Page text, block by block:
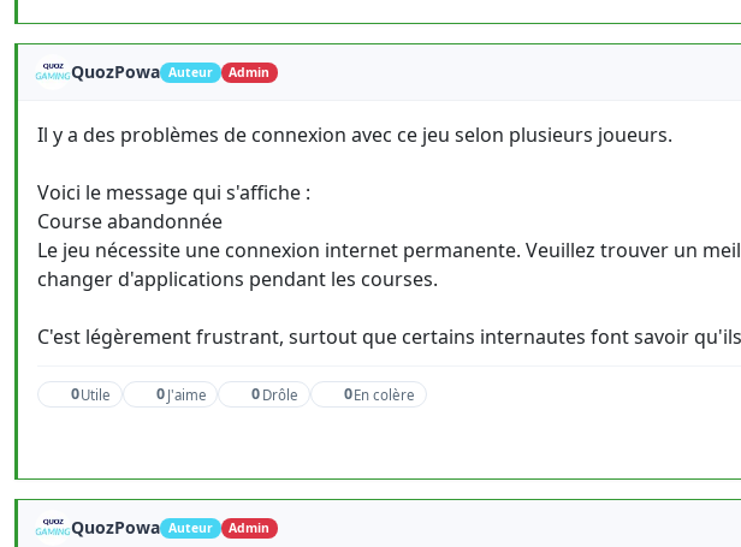
QuozPowa Auteur Admin
Il y a des problèmes de connexion avec ce jeu selon plusieurs joueurs.
Voici le message qui s'affiche :
Course abandonnée
Le jeu nécessite une connexion internet permanente. Veuillez trouver un
changer d'applications pendant les courses.
C'est légèrement frustrant, surtout que certains internautes font savoir
0Utile 0 J'aime 0 Drôle 0En colère
QuozPowa Auteur Admin